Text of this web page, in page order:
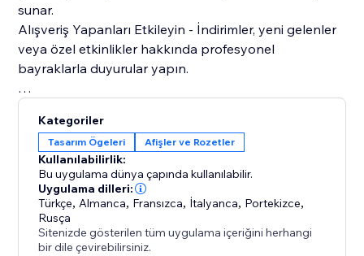
sunar.
Alışveriş Yapanları Etkileyin - İndirimler, yeni gelenler
veya özel etkinlikler hakkında profesyonel
bayraklarla duyurular yapın.
başlayın ve mağazanızın pazarlamasını bir üst
seviyeye taşıyın.
Kategoriler
Tasarım Ögeleri Afişler ve Rozetler
Kullanılabilirlik:
Bu uygulama dünya çapında kullanılabilir.
Uygulama dilleri:
Türkçe, Almanca, Fransızca, İtalyanca, Portekizce,
Rusça
Sitenizde gösterilen tüm uygulama içeriğini herhangi
bir dile çevirebilirsiniz.